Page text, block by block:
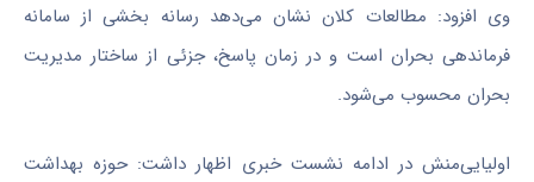
وی افزود: مطالعات کلان نشان می‌دهد رسانه بخشی از سامانه
فرماندهی بحران است و در زمان پاسخ، جزئی از ساختار مدیریت
بحران محسوب می‌شود.
اولیایی‌منش در ادامه نشست خبری اظهار داشت: حوزه بهداشت